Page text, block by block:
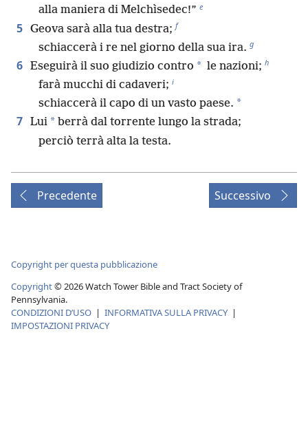
alla maniera di Melchìsedec!” e
5 Geova sarà alla tua destra; f
schiaccerà i re nel giorno della sua ira. g
6 Eseguirà il suo giudizio contro * le nazioni; h
farà mucchi di cadaveri; i
schiaccerà il capo di un vasto paese. *
7 Lui * berrà dal torrente lungo la strada;
perciò terrà alta la testa.
Precedente Successivo
Copyright per questa pubblicazione
Copyright©2026Watch Tower Bible and Tract Society of
Pennsylvania.
CONDIZIONI D’USO | INFORMATIVA SULLA PRIVACY |
IMPOSTAZIONI PRIVACY